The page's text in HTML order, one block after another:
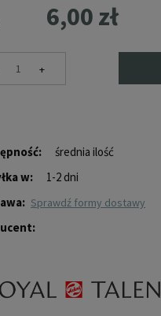
średnia ilość
w:
1-2 dni
sprawdź formy dostawy
6,00 zł
+